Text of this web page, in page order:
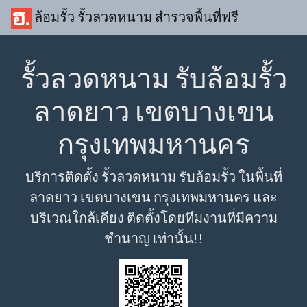
ล้อมรั้ว รั้วลวดหนาม สำรวจพื้นที่ฟรี
รั้วลวดหนาม รับล้อมรั้ว
ลาดยาว เขตบางเขน
กรุงเทพมหานคร
บริการติดตั้ง รั้วลวดหนาม รับล้อมรั้ว ในพื้นที่
ลาดยาว เขตบางเขน กรุงเทพมหานคร และ
บริเวณใกล้เคียง ติดตั้งโดยทีมงานที่มีความ
ชำนาญ เท่านั้น!!